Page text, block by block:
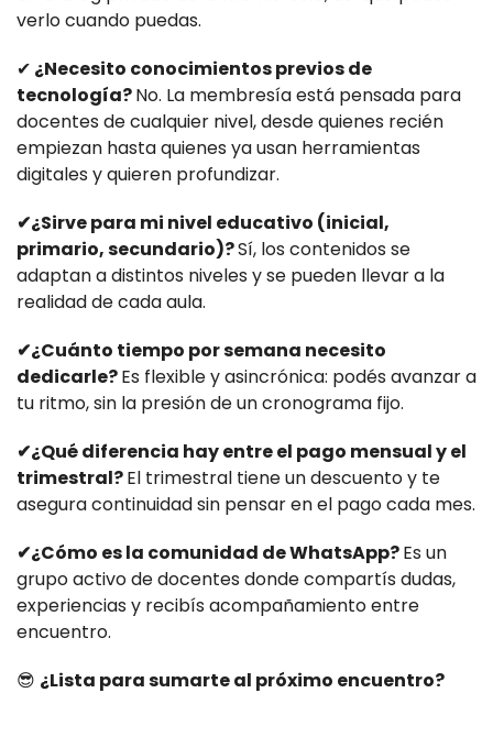
verlo cuando puedas.
✔ ¿Necesito conocimientos previos de
tecnología?No. La membresía está pensada para
docentes de cualquier nivel, desde quienes recién
empiezan hasta quienes ya usan herramientas
digitales y quieren profundizar.
✔¿Sirve para mi nivel educativo (inicial,
primario, secundario)?Sí, los contenidos se
adaptan a distintos niveles y se pueden llevar a la
realidad de cada aula.
✔¿Cuánto tiempo por semana necesito
dedicarle?Es flexible y asincrónica: podés avanzar a
tu ritmo, sin la presión de un cronograma fijo.
✔¿Qué diferencia hay entre el pago mensual y el
trimestral?El trimestral tiene un descuento y te
asegura continuidad sin pensar en el pago cada mes.
✔¿Cómo es la comunidad de WhatsApp?Es un
grupo activo de docentes donde compartís dudas,
experiencias y recibís acompañamiento entre
encuentro.
😎 ¿Lista para sumarte al próximo encuentro?